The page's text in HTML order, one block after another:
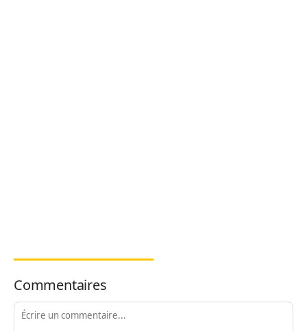
Commentaires